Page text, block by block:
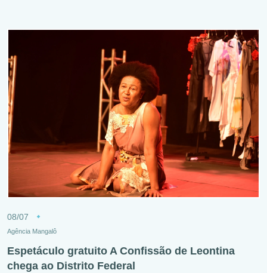
08/07
Agência Mangalô
Espetáculo gratuito A Confissão de Leontina
chega ao Distrito Federal